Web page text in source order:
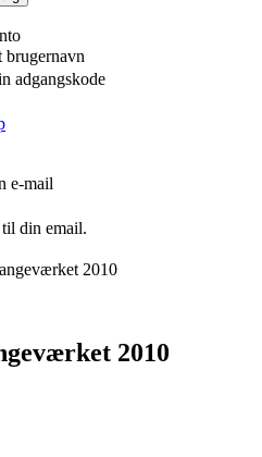
brugernavn
adgangskode
e-mail
din email.
2010
2010